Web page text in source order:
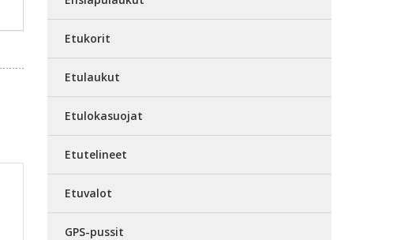
Etukorit
Etulaukut
Etulokasuojat
Etutelineet
Etuvalot
GPS-pussit